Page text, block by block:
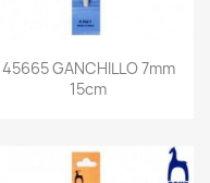
45665 GANCHILLO 7mm
15cm